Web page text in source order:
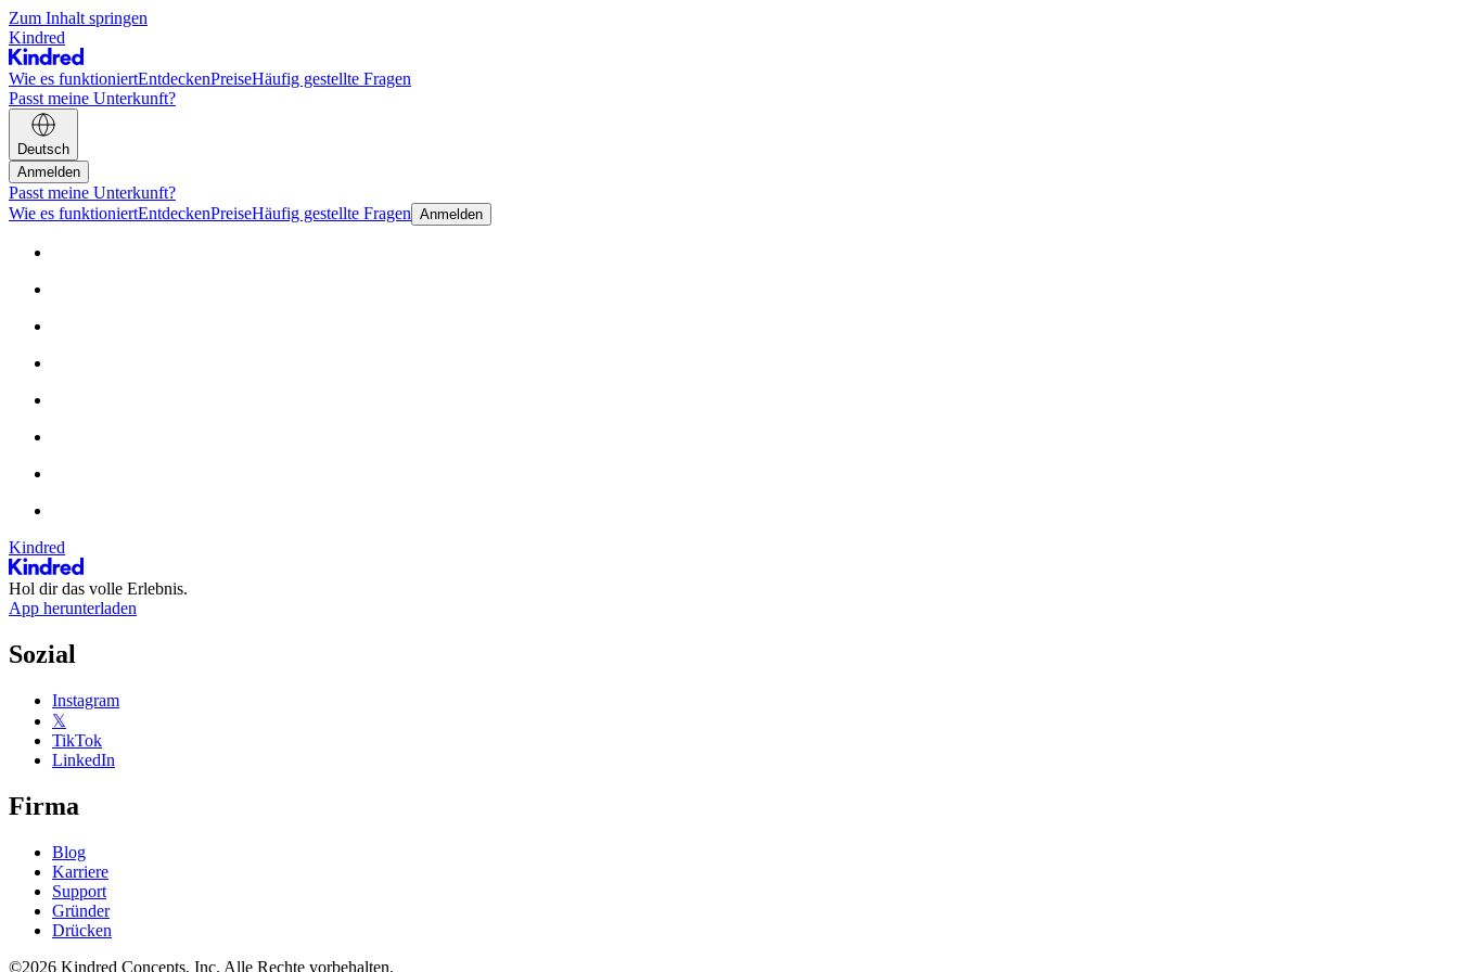
Zum Inhalt springen
Kindred
Wie es funktioniertEntdeckenPreiseHäufig gestellte Fragen
Passt meine Unterkunft?
Deutsch
Anmelden
Passt meine Unterkunft?
Wie es funktioniertEntdeckenPreiseHäufig gestellte Fragen Anmelden
Kindred
Hol dir das volle Erlebnis.
App herunterladen
Sozial
Instagram
𝕏
TikTok
LinkedIn
Firma
Blog
Karriere
Support
Gründer
Drücken
©2026 Kindred Concepts, Inc. Alle Rechte vorbehalten.